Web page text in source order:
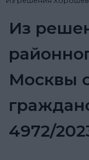
Из
Москвы
4972/